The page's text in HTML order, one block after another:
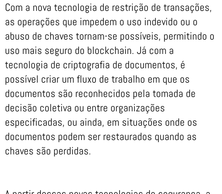
Com a nova tecnologia de restrição de transações,
as operações que impedem o uso indevido ou o
abuso de chaves tornam-se possíveis, permitindo o
uso mais seguro do blockchain. Já com a
tecnologia de criptografia de documentos, é
possível criar um fluxo de trabalho em que os
documentos são reconhecidos pela tomada de
decisão coletiva ou entre organizações
especificadas, ou ainda, em situações onde os
documentos podem ser restaurados quando as
chaves são perdidas.